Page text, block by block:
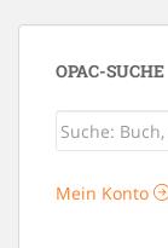
OPAC-SUCHE
Mein Konto